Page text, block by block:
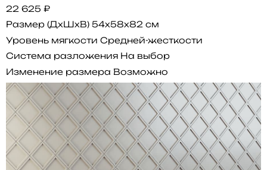
22 625 ₽
Размер (ДхШхВ) 54x58x82 см
Уровень мягкости Средней-жесткости
Система разложения На выбор
Изменение размера Возможно